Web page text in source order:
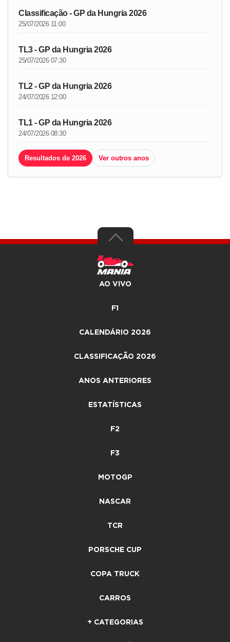
Classificação - GP da Hungria 2026
25/07/2026 11:00
TL3 - GP da Hungria 2026
25/07/2026 07:30
TL2 - GP da Hungria 2026
24/07/2026 12:00
TL1 - GP da Hungria 2026
24/07/2026 08:30
Resultados de 2026 Ver outros anos
AO VIVO
F1
CALENDÁRIO 2026
CLASSIFICAÇÃO 2026
ANOS ANTERIORES
ESTATÍSTICAS
F2
F3
MOTOGP
NASCAR
TCR
PORSCHE CUP
COPA TRUCK
CARROS
+ CATEGORIAS